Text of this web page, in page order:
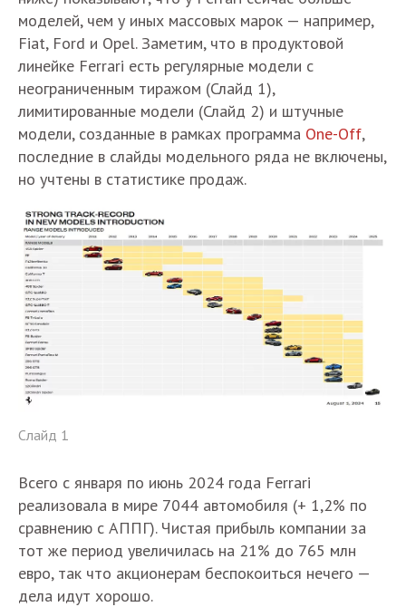
моделей, чем у иных массовых марок — например,
Fiat, Ford и Opel. Заметим, что в продуктовой
линейке Ferrari есть регулярные модели с
неограниченным тиражом (Слайд 1),
лимитированные модели (Слайд 2) и штучные
модели, созданные в рамках программа One-Off,
последние в слайды модельного ряда не включены,
но учтены в статистике продаж.
Слайд 1
Всего с января по июнь 2024 года Ferrari
реализовала в мире 7044 автомобиля (+ 1,2% по
сравнению с АППГ). Чистая прибыль компании за
тот же период увеличилась на 21% до 765 млн
евро, так что акционерам беспокоиться нечего —
дела идут хорошо.